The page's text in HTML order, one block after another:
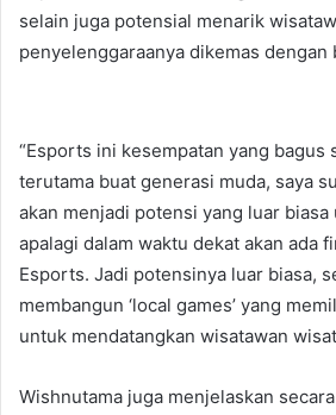
selain juga potensial menarik
penyelenggaraanya dikemas dengan
“Esports ini kesempatan yang bagus
terutama buat generasi muda, saya
akan menjadi potensi yang luar biasa
apalagi dalam waktu dekat akan ada
Esports. Jadi potensinya luar biasa,
membangun ‘local games’ yang
untuk mendatangkan wisatawan
Wishnutama juga menjelaskan